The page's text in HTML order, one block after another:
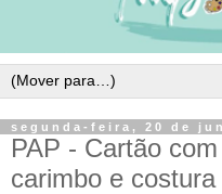
segunda-feira, 20 de
PAP - Cartão
carimbo e costura